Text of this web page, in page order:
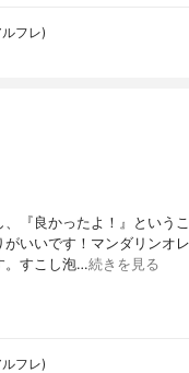
フレ)
『良かったよ！』という
がいいです！マンダリンオ
。すこし泡…続きを見る
フレ)